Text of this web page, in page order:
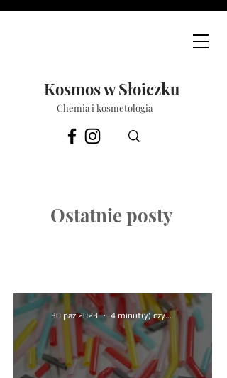
Kosmos w Słoiczku
Chemia i kosmetologia
Ostatnie posty
30 paź 2023 4 minut(y) czytania